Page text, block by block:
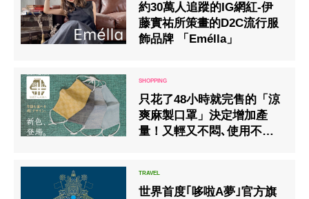
約30萬人追蹤的IG網紅-伊
藤實祐所策畫的D2C流行服
飾品牌 「Emélla」
只花了48小時就完售的「涼
爽麻製口罩」決定增加產
量！又輕又不悶､使用不易
度接受預約！
世界首度｢哆啦A夢｣官方旗